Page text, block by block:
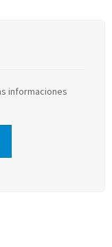
informaciones